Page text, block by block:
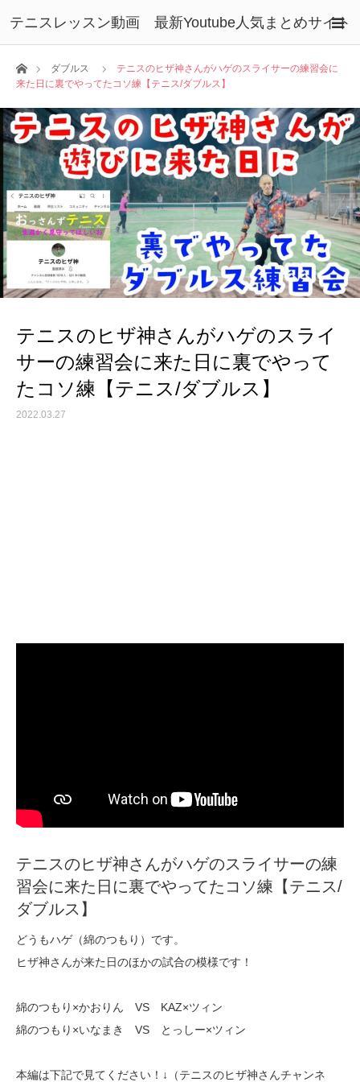
テニスレッスン動画 最新Youtube人気まとめサイト
ホームダブルス
テニスのヒザ神さんがハゲのスライサーの練習会に
来た日に裏でやってたコソ練【テニス/ダブルス】
テニスのヒザ神さんがハゲのスライ
サーの練習会に来た日に裏でやって
たコソ練【テニス/ダブルス】
2022.03.27
テニスのヒザ神さんがハゲのスライサーの練
習会に来た日に裏でやってたコソ練【テニス/
ダブルス】
どうもハゲ（綿のつもり）です。
ヒザ神さんが来た日のほかの試合の模様です！
綿のつもり×かおりん VS KAZ×ツィン
綿のつもり×いなまき VS とっしー×ツィン
本編は下記で見てください！↓（テニスのヒザ神さんチャンネ